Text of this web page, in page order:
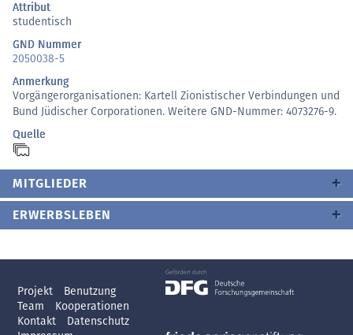
Attribut
studentisch
GND Nummer
2050038-5
Anmerkung
Vorgängerorganisationen: Kartell Zionistischer Verbindungen und
Bund Jüdischer Corporationen. Weitere GND-Nummer: 4073276-9.
Quelle
MITGLIEDER
ERWERBSLEBEN
Projekt
Benutzung
Team
Kooperationen
Kontakt
Datenschutz